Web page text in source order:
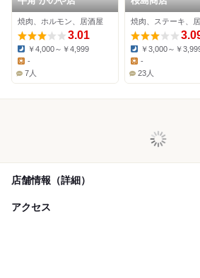
焼肉、ホルモン、居酒屋
3.01
Dinner:
￥4,000～￥4,999
Lunch:
-
7人
焼肉、ステーキ、
Dinner:
￥3,000～￥
Lunch:
-
23人
店舗情報（詳細）
アクセス